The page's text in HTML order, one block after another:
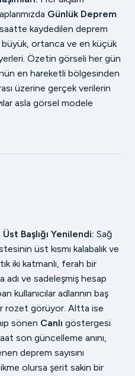
Günlük Deprem
kaydedilen deprem
büyük, ortanca ve en küçük
Özetin görseli her gün
en hareketli bölgesinden
üzerine gerçek verilerin
asla görsel modele
Başlığı Yenilendi: Sağ
üst kısmı kalabalık ve
iki katmanlı, ferah bir
ve sadeleşmiş hesap
kullanıcılar adlarının baş
rozet görüyor. Altta ise
sönen Canlı göstergesi
son güncelleme anını,
deprem sayısını
olursa şerit sakin bir